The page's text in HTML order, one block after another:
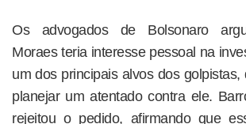
Os advogados de Bolsonaro
Moraes teria interesse pessoal na
um dos principais alvos dos
planejar um atentado contra ele.
rejeitou o pedido, afirmando que